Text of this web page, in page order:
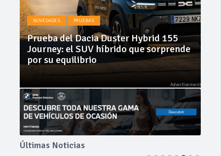
mejoras en la
A381 por Los
Barrios
NOVEDADES PRUEBAS
Prueba del Dacia Duster Hybrid 155
Journey: el SUV híbrido que sorprende
por su equilibrio
Últimas Noticias